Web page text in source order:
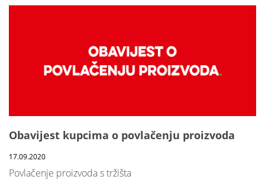
Obavijest kupcima o povlačenju proizvoda
17.09.2020
Povlačenje proizvoda s tržišta